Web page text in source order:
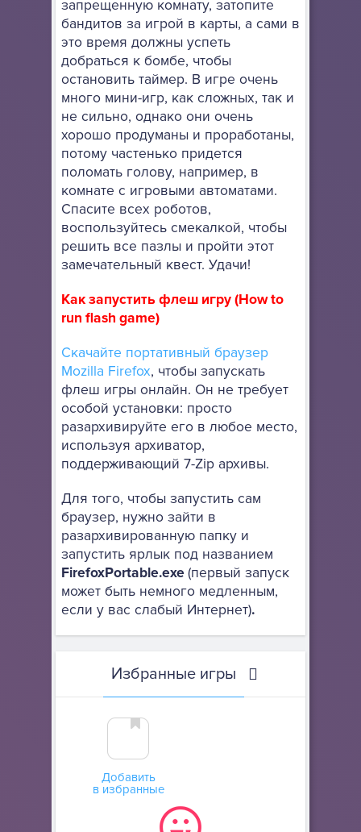
запрещенную комнату, затопите
бандитов за игрой в карты, а сами в
это время должны успеть
добраться к бомбе, чтобы
остановить таймер. В игре очень
много мини-игр, как сложных, так и
не сильно, однако они очень
хорошо продуманы и проработаны,
потому частенько придется
поломать голову, например, в
комнате с игровыми автоматами.
Спасите всех роботов,
воспользуйтесь смекалкой, чтобы
решить все пазлы и пройти этот
замечательный квест. Удачи!
Как запустить флеш игру (How to
run flash game)
Скачайте портативный браузер
Mozilla Firefox, чтобы запускать
флеш игры онлайн. Он не требует
особой установки: просто
разархивируйте его в любое место,
используя архиватор,
поддерживающий 7-Zip архивы.
Для того, чтобы запустить сам
браузер, нужно зайти в
разархивированную папку и
запустить ярлык под названием
FirefoxPortable.exe(первый запуск
может быть немного медленным,
если у вас слабый Интернет).
Избранные игры
Добавить
в избранные